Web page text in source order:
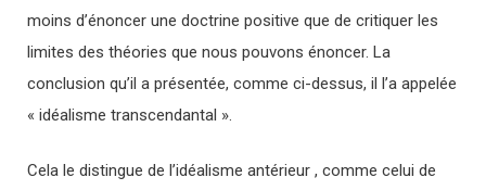
moins d’énoncer une doctrine positive que de critiquer les
limites des théories que nous pouvons énoncer. La
conclusion qu’il a présentée, comme ci-dessus, il l’a appelée
« idéalisme transcendantal ».
Cela le distingue de l’idéalisme antérieur , comme celui de